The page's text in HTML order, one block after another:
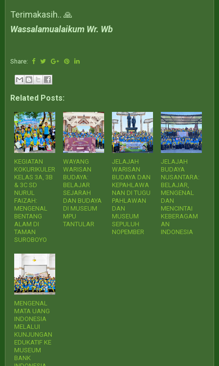
Terimakasih.. 🙏
Wassalamualaikum Wr. Wb
Share:
Related Posts:
KEGIATAN
KOKURIKULER
KELAS 3A, 3B
& 3C SD
NURUL
FAIZAH:
MENGENAL
BENTANG
ALAM DI
TAMAN
SUROBOYO
WAYANG
WARISAN
BUDAYA:
BELAJAR
SEJARAH
DAN BUDAYA
DI MUSEUM
MPU
TANTULAR
JELAJAH
WARISAN
BUDAYA DAN
KEPAHLAWA
NAN DI TUGU
PAHLAWAN
DAN
MUSEUM
SEPULUH
NOPEMBER
JELAJAH
BUDAYA
NUSANTARA:
BELAJAR,
MENGENAL
DAN
MENCINTAI
KEBERAGAM
AN
INDONESIA
MENGENAL
MATA UANG
INDONESIA
MELALUI
KUNJUNGAN
EDUKATIF KE
MUSEUM
BANK